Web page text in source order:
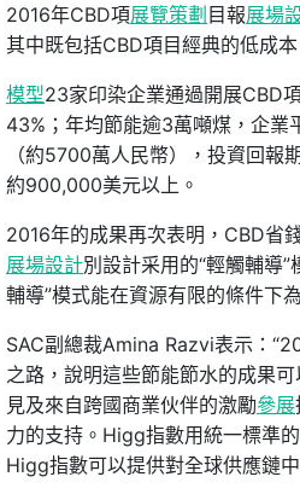
2016年CBD項展覽策劃目報展場
其中既包括CBD項目經典的低成
模型23家印染企業通過開展CBD
43%；年均節能逾3萬噸煤，企業
（約5700萬人民幣），投資回
約900,000美元以上。
2016年的成果再次表明，CBD省
展場設計別設計采用的“輕觸輔導
輔導”模式能在資源有限的條件下
SAC副總裁Amina Razvi表示：
之路，說明這些節能節水的成果
見及來自跨國商業伙伴的激勵參展
力的支持。Higg指數用統一標準
Higg指數可以提供對全球供應鏈